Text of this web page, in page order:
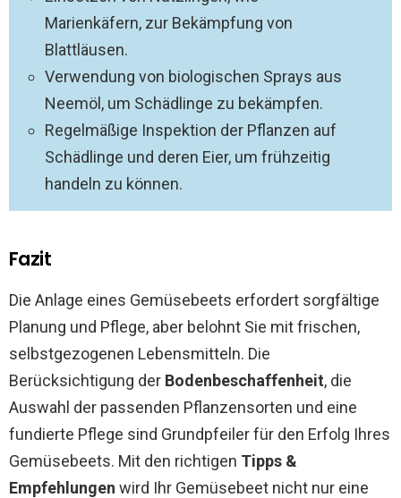
Marienkäfern, zur Bekämpfung von
Blattläusen.
Verwendung von biologischen Sprays aus
Neemöl, um Schädlinge zu bekämpfen.
Regelmäßige Inspektion der Pflanzen auf
Schädlinge und deren Eier, um frühzeitig
handeln zu können.
Fazit
Die Anlage eines Gemüsebeets erfordert sorgfältige
Planung und Pflege, aber belohnt Sie mit frischen,
selbstgezogenen Lebensmitteln. Die
Berücksichtigung der Bodenbeschaffenheit, die
Auswahl der passenden Pflanzensorten und eine
fundierte Pflege sind Grundpfeiler für den Erfolg Ihres
Gemüsebeets. Mit den richtigen Tipps &
Empfehlungen wird Ihr Gemüsebeet nicht nur eine